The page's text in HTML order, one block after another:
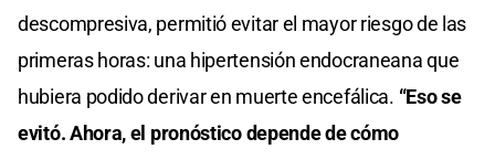
descompresiva, permitió evitar el mayor riesgo de las
primeras horas: una hipertensión endocraneana que
hubiera podido derivar en muerte encefálica. “Eso se
evitó. Ahora, el pronóstico depende de cómo